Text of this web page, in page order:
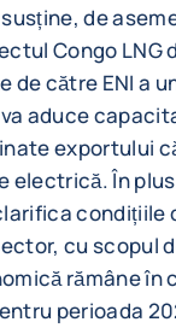
de
Congo LNG
de către ENI a
va aduce
exportului
electrică. În
condițiile
cu scopul
rămâne în
perioada